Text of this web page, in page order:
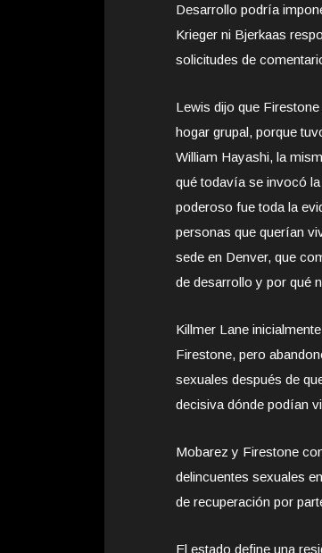
Desarrollo podría
Krieger ni Bjerkaas
solicitudes de
Lewis dijo que
hogar grupal, porque
William Hayashi, la
qué todavía se invocó
poderoso fue toda la
personas que querían
sede en Denver, que
de desarrollo y por qué
Killmer Lane
Firestone, pero
sexuales después de
decisiva dónde podían
Mobarez y Firestone
delincuentes sexuales
de recuperación por
El estado define una